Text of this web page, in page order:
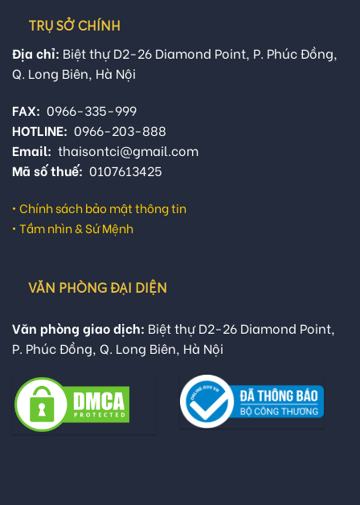
TRỤ SỞ CHÍNH
Địa chỉ: Biệt thự D2-26 Diamond Point, P. Phúc Đồng,
Q. Long Biên, Hà Nội
FAX: 0966-335-999
HOTLINE: 0966-203-888
Email: thaisontci@gmail.com
Mã số thuế: 0107613425
• Chính sách bảo mật thông tin
• Tầm nhìn & Sứ Mệnh
VĂN PHÒNG ĐẠI DIỆN
Văn phòng giao dịch: Biệt thự D2-26 Diamond Point,
P. Phúc Đồng, Q. Long Biên, Hà Nội